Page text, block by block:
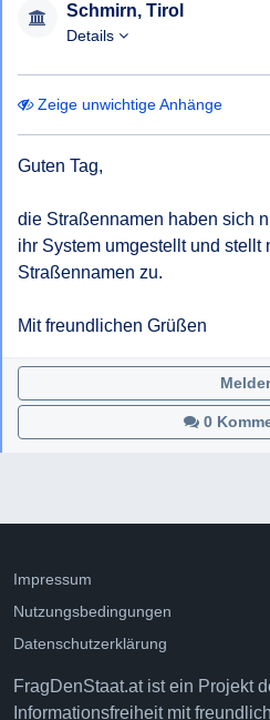
Schmirn, Tirol
Details
Zeige unwichtige Anhänge
Guten Tag,
die Straßennamen haben sich
ihr System umgestellt und stellt
Straßennamen zu.
Mit freundlichen Grüßen
0
Impressum
Nutzungsbedingungen
Datenschutzerklärung
FragDenStaat.at ist ein Projekt
Informationsfreiheitmit